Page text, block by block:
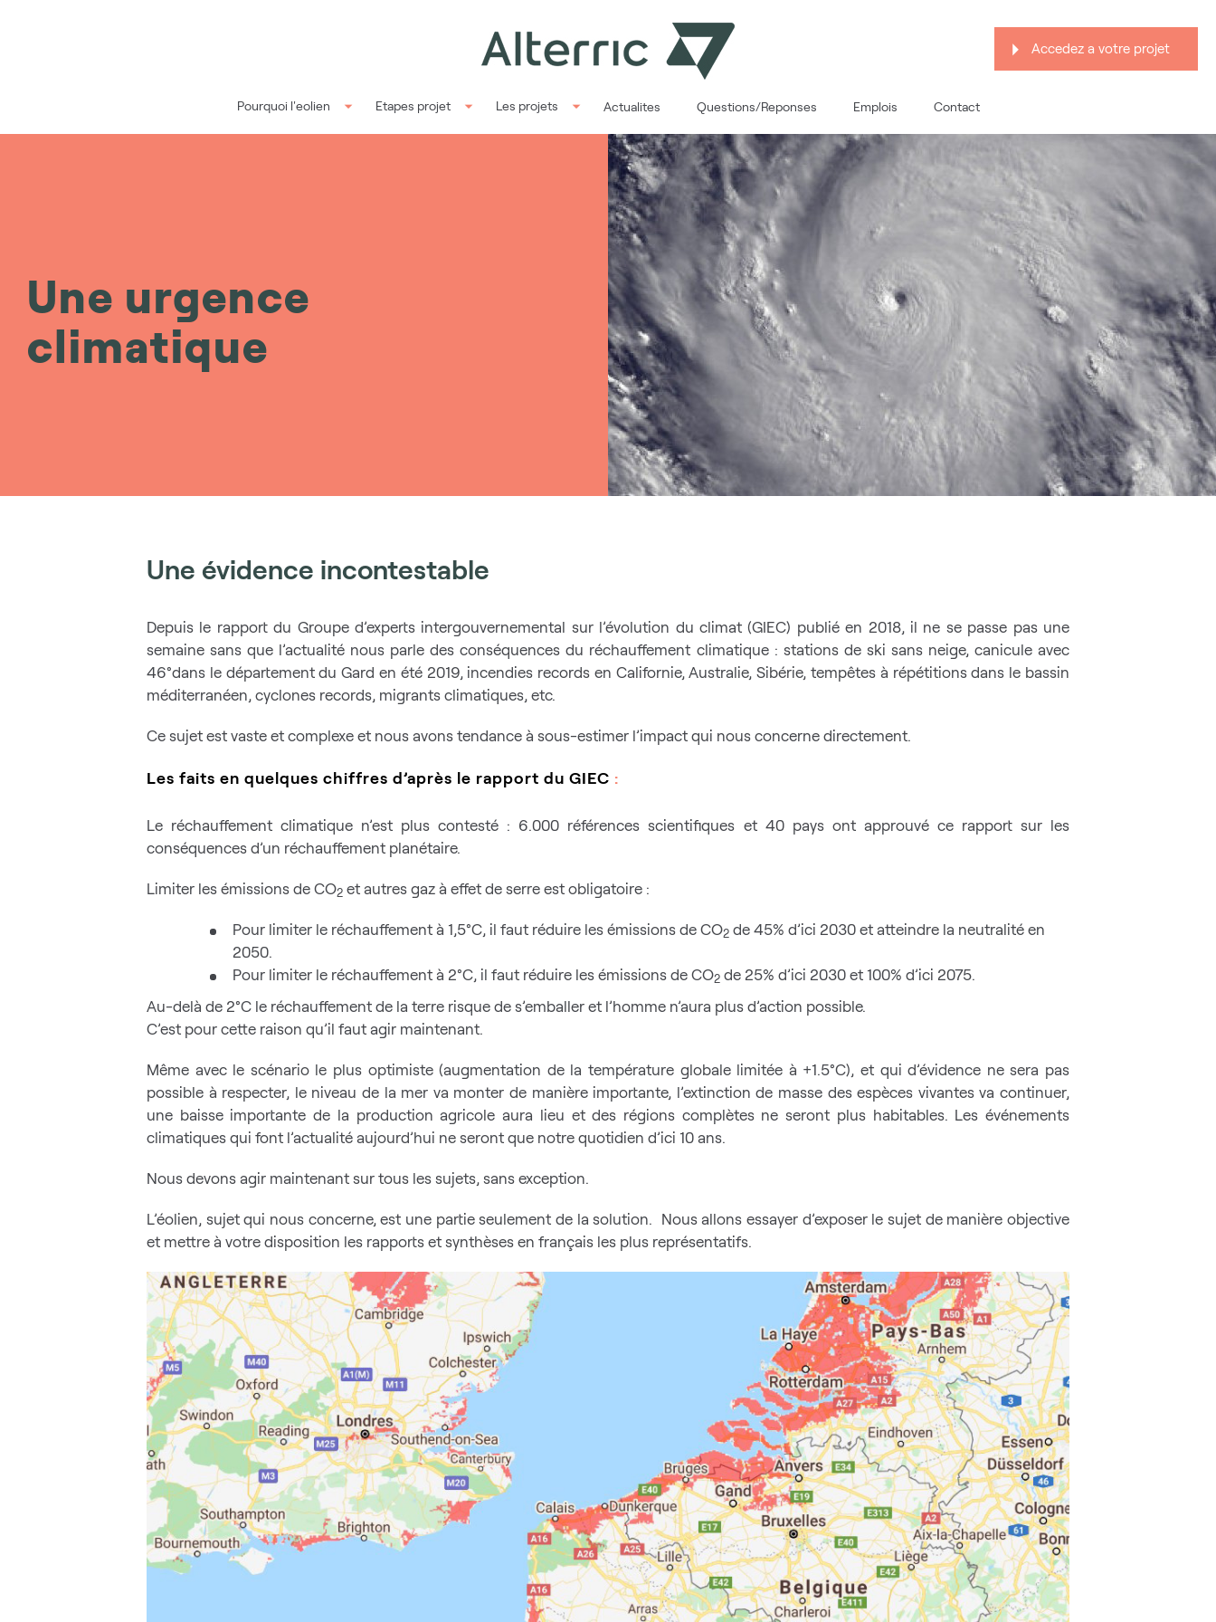
Accedez a votre projet
Pourquoi l'eolien Etapes projet Les projets Actualites Questions/Reponses Emplois Contact
Une urgence
climatique
Une évidence incontestable
Depuis le rapport du Groupe d’experts intergouvernemental sur l’évolution du climat (GIEC) publié en 2018, il ne se passe pas une
semaine sans que l’actualité nous parle des conséquences du réchauffement climatique : stations de ski sans neige, canicule avec
46°dans le département du Gard en été 2019, incendies records en Californie, Australie, Sibérie, tempêtes à répétitions dans le bassin
méditerranéen, cyclones records, migrants climatiques, etc.
Ce sujet est vaste et complexe et nous avons tendance à sous-estimer l’impact qui nous concerne directement.
Les faits en quelques chiffres d’après le rapport du GIEC :
Le réchauffement climatique n’est plus contesté : 6.000 références scientifiques et 40 pays ont approuvé ce rapport sur les
conséquences d’un réchauffement planétaire.
Limiter les émissions de CO2 et autres gaz à effet de serre est obligatoire :
Pour limiter le réchauffement à 1,5°C, il faut réduire les émissions de CO2 de 45% d’ici 2030 et atteindre la neutralité en
2050.
Pour limiter le réchauffement à 2°C, il faut réduire les émissions de CO2 de 25% d’ici 2030 et 100% d’ici 2075.
Au-delà de 2°C le réchauffement de la terre risque de s’emballer et l’homme n’aura plus d’action possible.
C’est pour cette raison qu’il faut agir maintenant.
Même avec le scénario le plus optimiste (augmentation de la température globale limitée à +1.5°C), et qui d’évidence ne sera pas
possible à respecter, le niveau de la mer va monter de manière importante, l’extinction de masse des espèces vivantes va continuer,
une baisse importante de la production agricole aura lieu et des régions complètes ne seront plus habitables. Les événements
climatiques qui font l’actualité aujourd’hui ne seront que notre quotidien d’ici 10 ans.
Nous devons agir maintenant sur tous les sujets, sans exception.
L’éolien, sujet qui nous concerne, est une partie seulement de la solution. Nous allons essayer d’exposer le sujet de manière objective
et mettre à votre disposition les rapports et synthèses en français les plus représentatifs.